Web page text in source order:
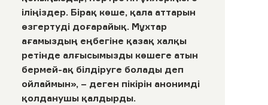
іліңіздер. Бірақ көше, қала аттарын
өзгертуді доғарайық. Мұхтар
ағамыздың еңбегіне қазақ халқы
ретінде алғысымызды көшеге атын
бермей-ақ білдіруге болады деп
ойлаймын», – деген пікірін анонимді
қолданушы қалдырды.